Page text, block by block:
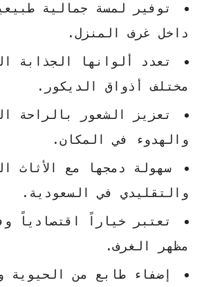
توفير لمسة جمالية
داخل غرف المنزل.
تعدد ألوانها الجذابة
مختلف أذواق الديكور.
تعزيز الشعور بالراحة
والهدوء في المكان.
سهولة دمجها مع الأثاث
والتقليدي في السعودية.
تعتبر خياراً اقتصادياً
مظهر الغرف.
إضفاء طابع من الحيوية